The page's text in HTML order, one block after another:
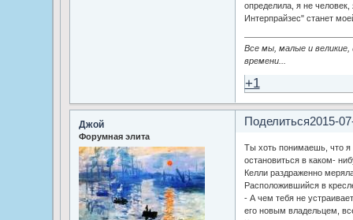
определила, я не
Интерпрайзес" станет
Все мы, малые и
времени...
+1
Поделиться2015-
Джой
Форумная элита
Ты хоть понимаешь, что
остановиться в каком-
Келли раздраженно
Расположившийся в
- А чем тебя не
его новым владельцем,